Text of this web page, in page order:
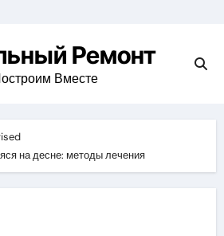
Ремонт
Вместе
на десне: методы лечения